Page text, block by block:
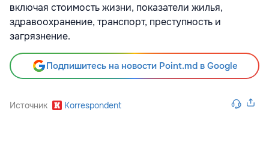
включая стоимость жизни, показатели жилья,
здравоохранение, транспорт, преступность и
загрязнение.
Подпишитесь на новости Point.md в Google
Источник Korrespondent